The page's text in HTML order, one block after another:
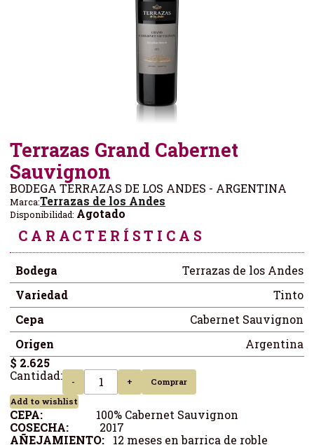
Terrazas Grand Cabernet
Sauvignon
BODEGA TERRAZAS DE LOS ANDES - ARGENTINA
Marca:Terrazas de los Andes
Disponibilidad: Agotado
CARACTERÍSTICAS
Bodega
Terrazas de los Andes
Variedad
Tinto
Cepa
Cabernet Sauvignon
Origen
Argentina
$ 2.625
Cantidad:
- +
Comprar
Add to wishlist
CEPA: 100% Cabernet Sauvignon
COSECHA: 2017
AÑEJAMIENTO: 12 meses en barrica de roble